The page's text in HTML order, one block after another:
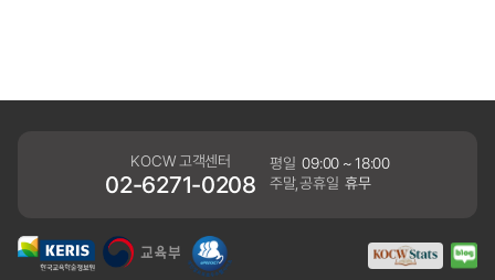
KOCW 고객센터
02-6271-0208
평일 09:00 ~ 18:00
주말,공휴일 휴무